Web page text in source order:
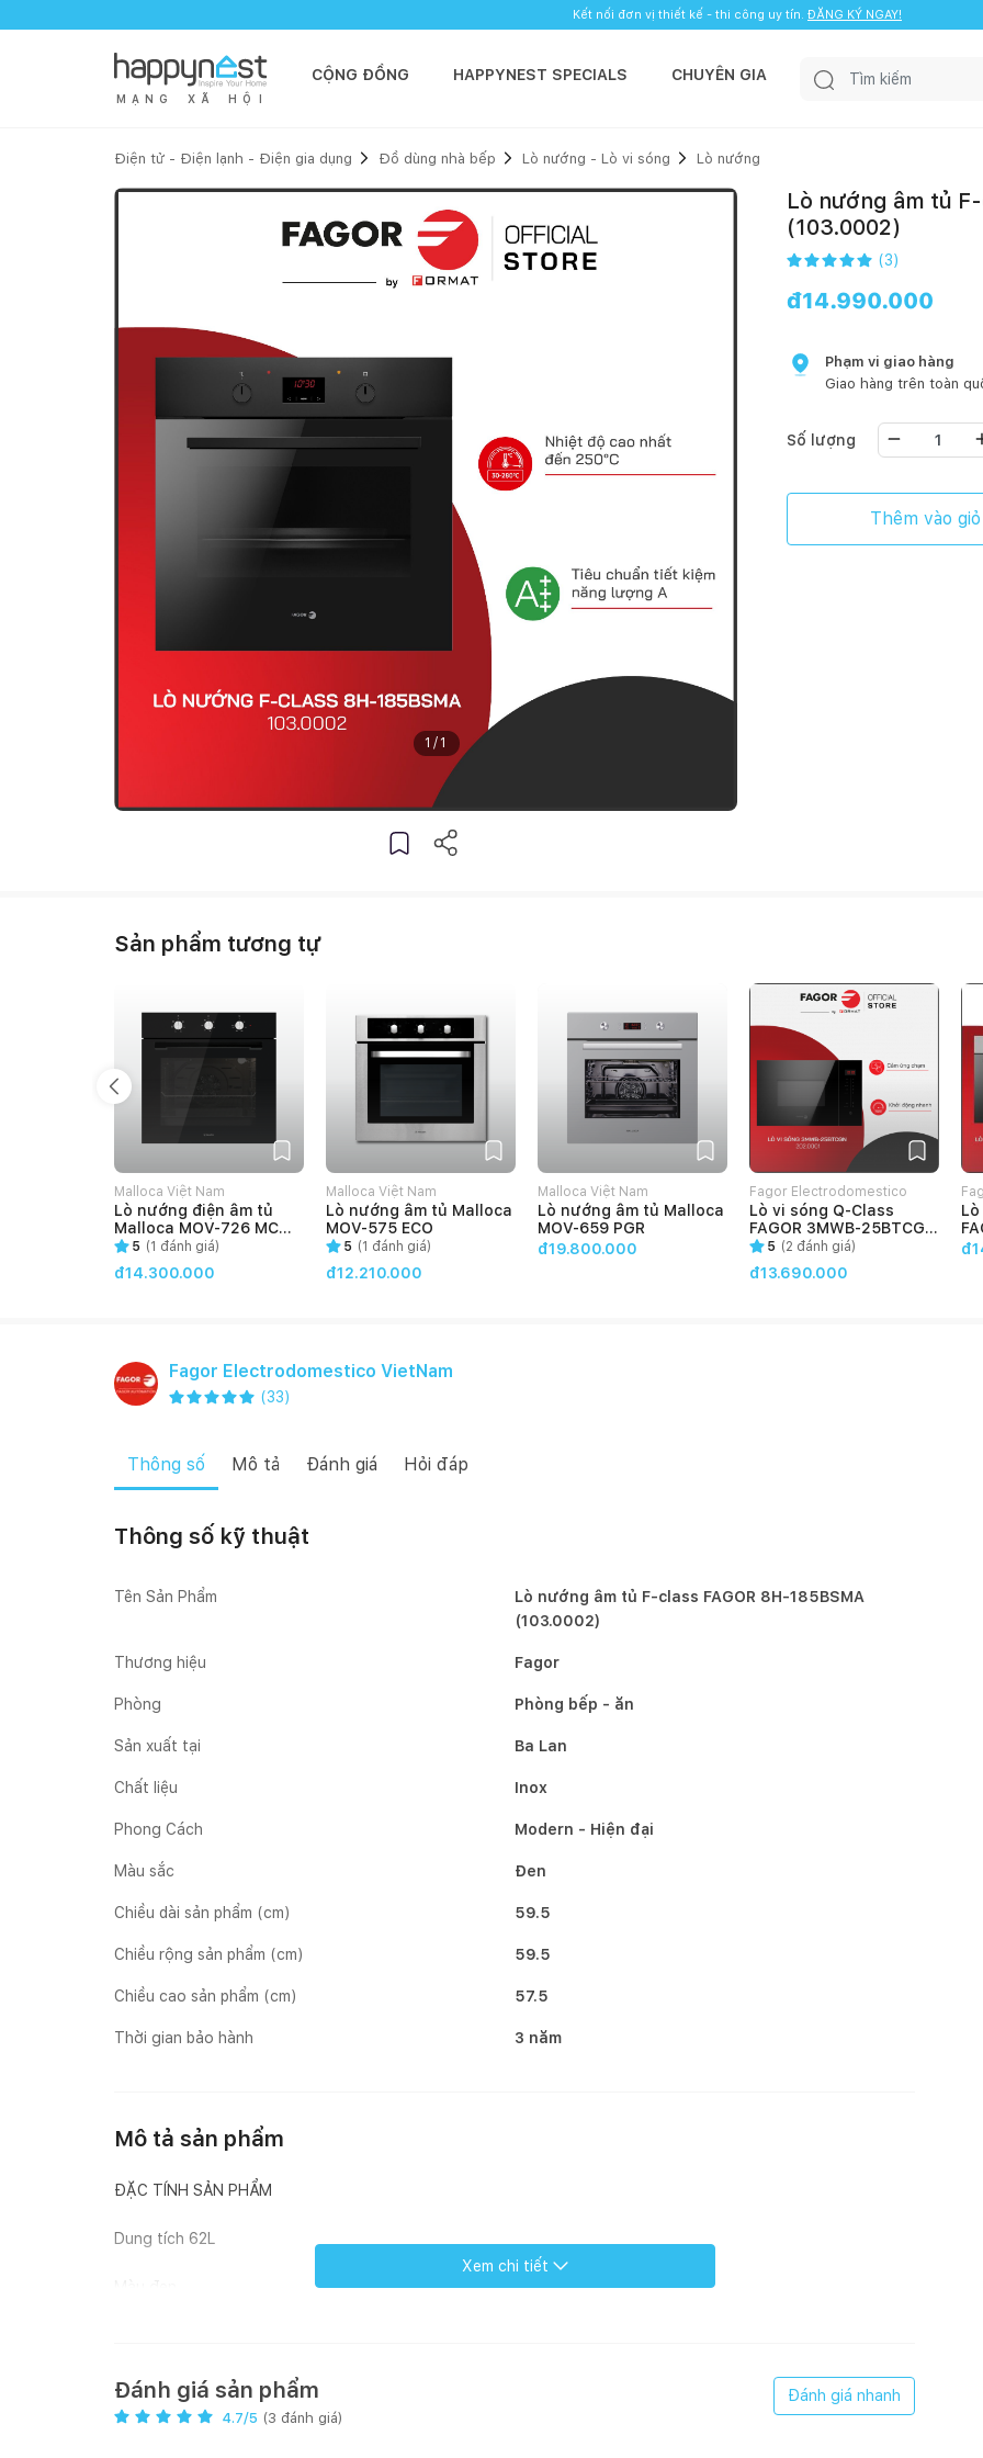
Kết nối đơn vị thiết kế - thi công uy tín. ĐĂNG KÝ NGAY!
M Ạ N G X Ã H Ộ I
CỘNG ĐỒNG HAPPYNEST SPECIALS CHUYÊN GIA
Điện tử - Điện lạnh - Điện gia dụng Đồ dùng nhà bếp Lò nướng - Lò vi sóng Lò nướng
1 / 1
Lò nướng âm tủ
(103.0002)
(3)
đ14.990.000
Phạm vi giao hàng
Giao hàng trên toàn
Số lượng
Thêm vào giỏ
Sản phẩm tương tự
Malloca Việt Nam
Lò nướng điện âm tủ
Malloca MOV-726 MC
(66L)
5 (1 đánh giá)
đ14.300.000
Malloca Việt Nam
Lò nướng âm tủ Malloca
MOV-575 ECO
5 (1 đánh giá)
đ12.210.000
Malloca Việt Nam
Lò nướng âm tủ Malloca
MOV-659 PGR
đ19.800.000
Fagor Electrodomestico
VietNam
Lò vi sóng Q-Class
FAGOR 3MWB-25BTCGN
(202.0001)
5 (2 đánh giá)
đ13.690.000
Fagor Electrodomestico VietNam
(33)
Thông số Mô tả Đánh giá Hỏi đáp
Thông số kỹ thuật
Tên Sản Phẩm
Lò nướng âm tủ F-class FAGOR 8H-185BSMA
(103.0002)
Thương hiệu Fagor
Phòng Phòng bếp - ăn
Sản xuất tại Ba Lan
Chất liệu Inox
Phong Cách Modern - Hiện đại
Màu sắc Đen
Chiều dài sản phẩm (cm) 59.5
Chiều rộng sản phẩm (cm) 59.5
Chiều cao sản phẩm (cm) 57.5
Thời gian bảo hành 3 năm
Mô tả sản phẩm
ĐẶC TÍNH SẢN PHẨM
Dung tích 62L
Tay nắm màu đen
Xem chi tiết
Đánh giá sản phẩm
4.7/5 (3 đánh giá)
Đánh giá nhanh